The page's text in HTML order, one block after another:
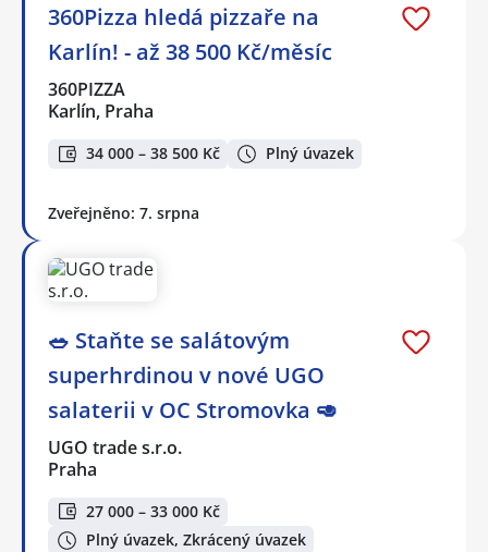
360Pizza hledá pizzaře na
Karlín! - až 38 500 Kč/měsíc
360PIZZA
Karlín, Praha
34 000 – 38 500 Kč Plný úvazek
Zveřejněno: 7. srpna
🥗 Staňte se salátovým
superhrdinou v nové UGO
salaterii v OC Stromovka 🥑
UGO trade s.r.o.
Praha
27 000 – 33 000 Kč
Plný úvazek, Zkrácený úvazek